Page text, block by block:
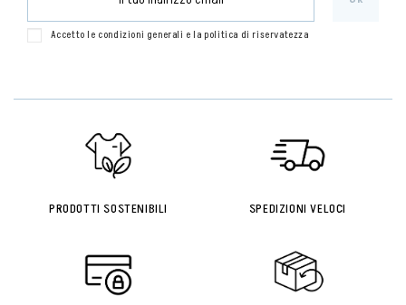
Accetto le condizioni generali e la politica di riservatezza
PRODOTTI SOSTENIBILI SPEDIZIONI VELOCI